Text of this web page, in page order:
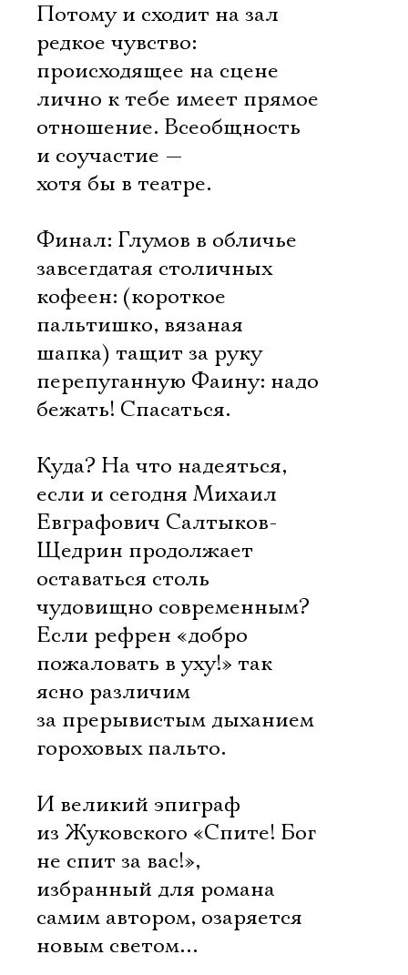
Потому и сходит на зал
редкое чувство:
происходящее на сцене
лично к тебе имеет прямое
отношение. Всеобщность
и соучастие —
хотя бы в театре.
Финал: Глумов в обличье
завсегдатая столичных
кофеен: (короткое
пальтишко, вязаная
шапка) тащит за руку
перепуганную Фаину: надо
бежать! Спасаться.
Куда? На что надеяться,
если и сегодня Михаил
Евграфович Салтыков-
Щедрин продолжает
оставаться столь
чудовищно современным?
Если рефрен «добро
пожаловать в уху!» так
ясно различим
за прерывистым дыханием
гороховых пальто.
И великий эпиграф
из Жуковского «Спите! Бог
не спит за вас!»,
избранный для романа
самим автором, озаряется
новым светом…